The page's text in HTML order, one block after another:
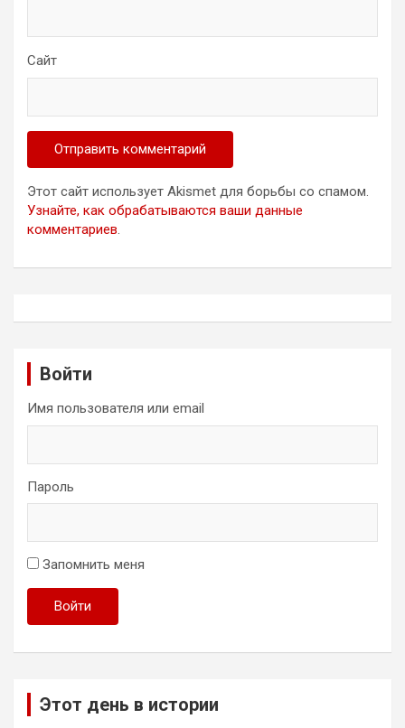
Сайт
Этот сайт использует Akismet для борьбы со спамом.
Узнайте, как обрабатываются ваши данные
комментариев.
Войти
Имя пользователя или email
Пароль
Запомнить меня
Войти
Этот день в истории